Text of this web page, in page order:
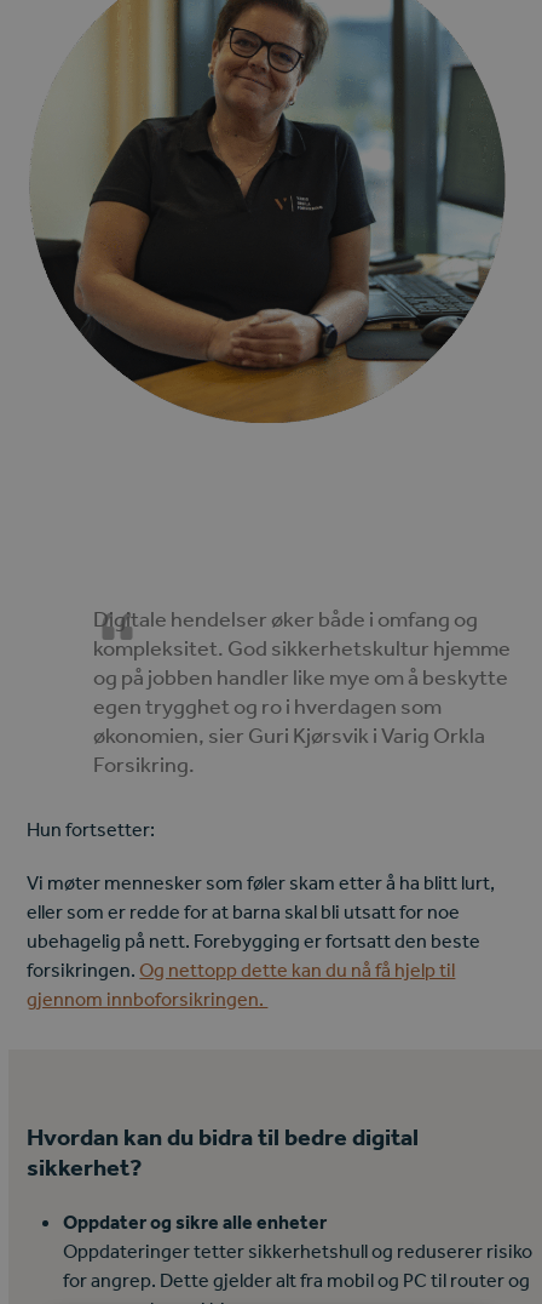
Digitale hendelser øker både i omfang og
kompleksitet. God sikkerhetskultur hjemme
og på jobben handler like mye om å beskytte
egen trygghet og ro i hverdagen som
økonomien, sier Guri Kjørsvik i Varig Orkla
Forsikring.
Hun fortsetter:
Vi møter mennesker som føler skam etter å ha blitt lurt,
eller som er redde for at barna skal bli utsatt for noe
ubehagelig på nett. Forebygging er fortsatt den beste
forsikringen. Og nettopp dette kan du nå få hjelp til
gjennom innboforsikringen.
Hvordan kan du bidra til bedre digital
sikkerhet?
Oppdater og sikre alle enheter
Oppdateringer tetter sikkerhetshull og reduserer risiko
for angrep. Dette gjelder alt fra mobil og PC til router og